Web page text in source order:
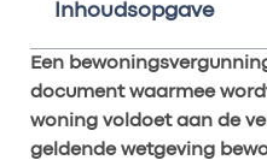
Inhoudsopgave
Een
document waarmee
woning voldoet aan de
geldende wetgeving